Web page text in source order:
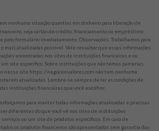
nenhuma situação quantias em dinheiro para liberação de
seja cartão de crédito, financiamento ou empréstimo.
pelo formulário imediatamente. Observações: Trabalhamos para
mais atualizadas possível. Vale ressaltar que essas informações
encontradas nos sites de instituições financeiras e ou
site específico. Sobre instituições que não temos parcerias,
nesse site https://negociosvalores.com não tem nenhuma
atualizadas. Lembre-se sempre de ler as condições de
instituições financeiras que você escolher.
para manter todas informações atualizadas e precisas.
diferentes do que você vê nos sites de instituições
ou um site de produtos específicos. Em caso de
os produtos financeiros são apresentados sem garantia das